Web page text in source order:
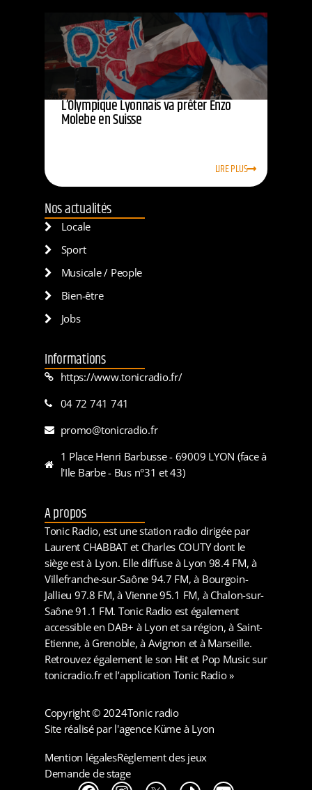
L’Olympique Lyonnais va prêter Enzo
Molebe en Suisse
LIRE PLUS
Nos actualités
Locale
Sport
Musicale / People
Bien-être
Jobs
Informations
https://www.tonicradio.fr/
04 72 741 741
promo@tonicradio.fr
1 Place Henri Barbusse - 69009 LYON (face à
l'Ile Barbe - Bus n°31 et 43)
A propos
Tonic Radio, est une station radio dirigée par
Laurent CHABBAT et Charles COUTY dont le
siège est à Lyon. Elle diffuse à Lyon 98.4 FM, à
Villefranche-sur-Saône 94.7 FM, à Bourgoin-
Jallieu 97.8 FM, à Vienne 95.1 FM, à Chalon-sur-
Saône 91.1 FM. Tonic Radio est également
accessible en DAB+ à Lyon et sa région, à Saint-
Etienne, à Grenoble, à Avignon et à Marseille.
Retrouvez également le son Hit et Pop Music sur
tonicradio.fr et l’application Tonic Radio »
Copyright © 2024Tonic radio
Site réalisé par l'agence Küme à Lyon
Mention légalesRèglement des jeux
Demande de stage